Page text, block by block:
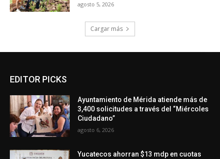
agosto 5, 2026
Cargar más
EDITOR PICKS
Ayuntamiento de Mérida atiende más de
3,400 solicitudes a través del “Miércoles
Ciudadano”
agosto 6, 2026
Yucatecos ahorran $13 mdp en cuotas